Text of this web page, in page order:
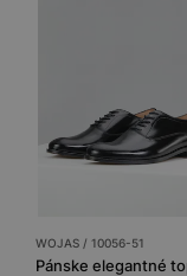
WOJAS / 10056-51